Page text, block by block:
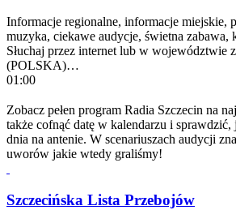
Informacje regionalne, informacje miejskie,
muzyka, ciekawe audycje, świetna zabawa,
Słuchaj przez internet lub w województwie
(POLSKA)…
01:00
Zobacz pełen program Radia Szczecin na
także cofnąć datę w kalendarzu i sprawdzić,
dnia na antenie. W scenariuszach audycji
uworów jakie wtedy graliśmy!
Szczecińska Lista Przebojów